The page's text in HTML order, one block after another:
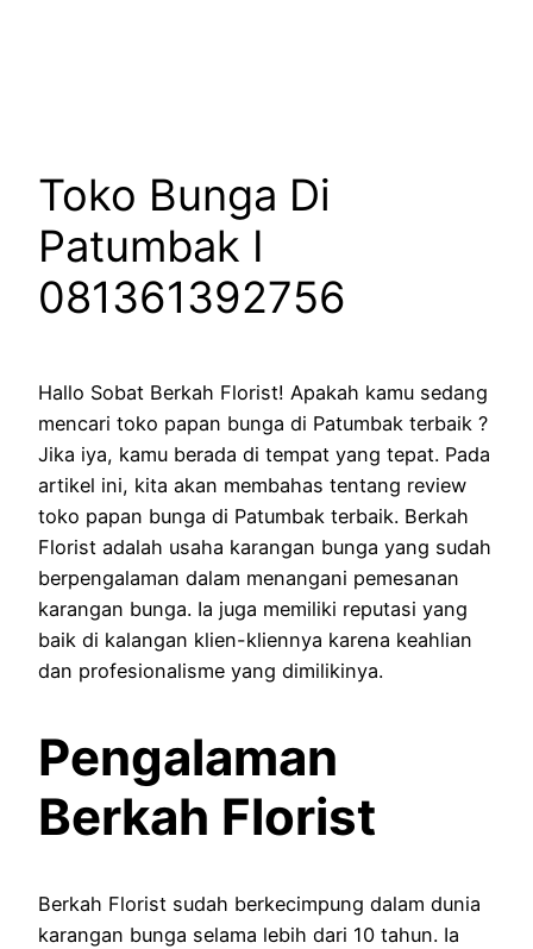
Toko Bunga Di
Patumbak I
081361392756
Hallo Sobat Berkah Florist! Apakah kamu sedang
mencari toko papan bunga di Patumbak terbaik ?
Jika iya, kamu berada di tempat yang tepat. Pada
artikel ini, kita akan membahas tentang review
toko papan bunga di Patumbak terbaik. Berkah
Florist adalah usaha karangan bunga yang sudah
berpengalaman dalam menangani pemesanan
karangan bunga. Ia juga memiliki reputasi yang
baik di kalangan klien-kliennya karena keahlian
dan profesionalisme yang dimilikinya.
Pengalaman
Berkah Florist
Berkah Florist sudah berkecimpung dalam dunia
karangan bunga selama lebih dari 10 tahun. Ia